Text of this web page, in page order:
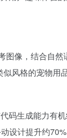
图像，结合自
风格的宠物用
码生成能力有
设计提升约70%